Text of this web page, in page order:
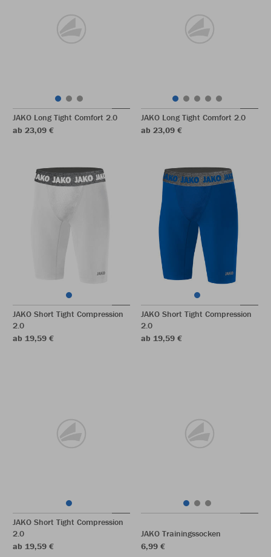
JAKO Long Tight Comfort 2.0
ab 23,09 €
JAKO Long Tight Comfort 2.0
ab 23,09 €
JAKO Short Tight Compression
2.0
ab 19,59 €
JAKO Short Tight Compression
2.0
ab 19,59 €
JAKO Short Tight Compression
2.0
ab 19,59 €
JAKO Trainingssocken
6,99 €